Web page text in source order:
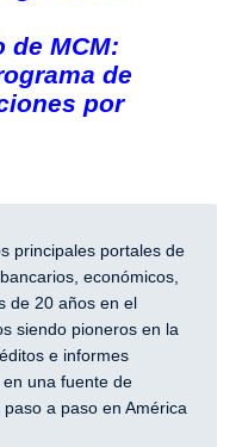
de MCM:
de
por
principales portales de
económicos,
de 20 años en el
siendo pioneros en la
e informes
una fuente de
a paso en América